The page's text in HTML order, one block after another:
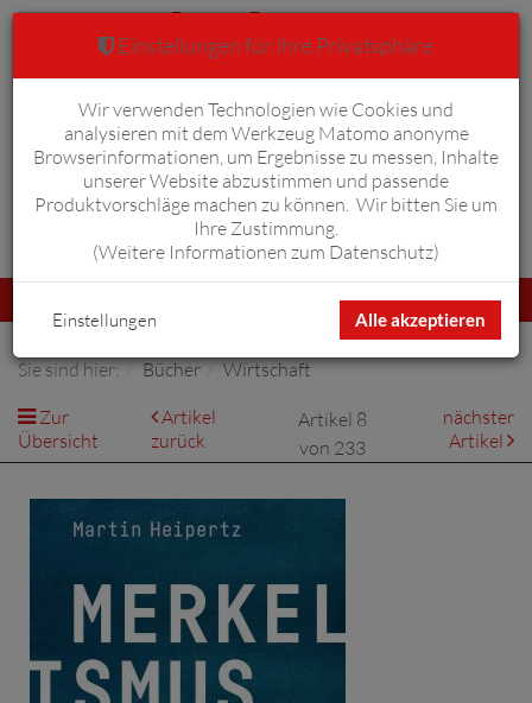
Anmelden Warenkorb 0
umschalten
Sie sind hier: Bücher
Wirtschaft
Zur
Übersicht
Artikel
zurück
Artikel 8
von 233
nächster
Artikel
Einstellungen für Ihre Privatsphäre
Wir verwenden Technologien wie Cookies und
analysieren mit dem Werkzeug Matomo anonyme
Browserinformationen, um Ergebnisse zu messen, Inhalte
unserer Website abzustimmen und passende
Produktvorschläge machen zu können. Wir bitten Sie um
Ihre Zustimmung.
(Weitere Informationen zum Datenschutz)
Alle akzeptieren
Einstellungen